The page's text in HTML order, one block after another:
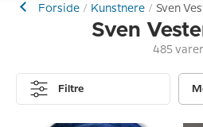
Forside Kunstnere Sven
Sven
485 varer
Filtre